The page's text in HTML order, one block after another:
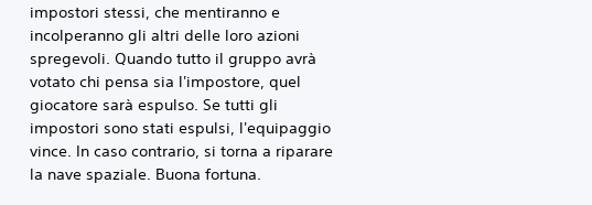
impostori stessi, che mentiranno e
incolperanno gli altri delle loro azioni
spregevoli. Quando tutto il gruppo avrà
votato chi pensa sia l'impostore, quel
giocatore sarà espulso. Se tutti gli
impostori sono stati espulsi, l'equipaggio
vince. In caso contrario, si torna a riparare
la nave spaziale. Buona fortuna.